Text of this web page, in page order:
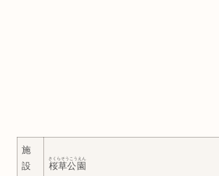
施
設
桜草公園
さくらそうこうえん